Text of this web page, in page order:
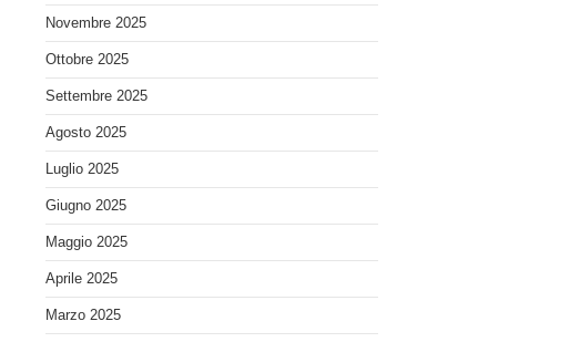
Novembre 2025
Ottobre 2025
Settembre 2025
Agosto 2025
Luglio 2025
Giugno 2025
Maggio 2025
Aprile 2025
Marzo 2025